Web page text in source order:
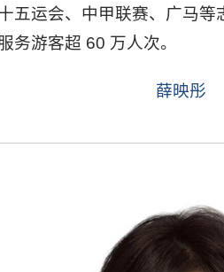
五运会、中甲联赛、广马
务游客超 60 万人次。
薛映彤